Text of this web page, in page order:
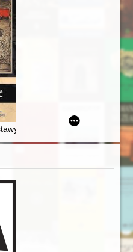
czasowej "Poszły wici po